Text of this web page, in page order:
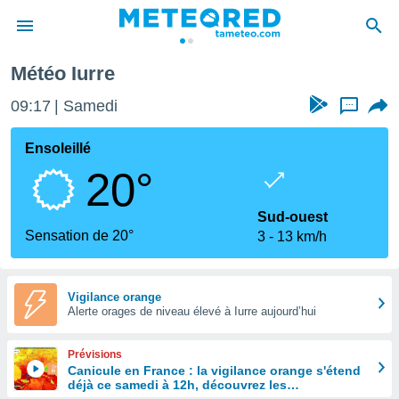
de
Météo Iurre
09:17 Samedi ...
Ensoleillé
20°
Sensation de 20°
Sud-ouest
3
13 km/h
Vigilance orange
Alerte orages de niveau élevé à Iurre aujourd’hui
Prévisions
Canicule en France : la vigilance orange s'étend
déjà ce samedi à 12h, découvrez les